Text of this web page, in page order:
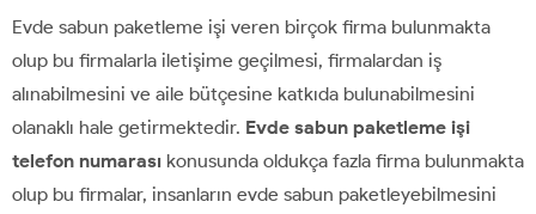
Evde sabun paketleme işi veren birçok firma bulunmakta
olup bu firmalarla iletişime geçilmesi, firmalardan iş
alınabilmesini ve aile bütçesine katkıda bulunabilmesini
olanaklı hale getirmektedir. Evde sabun paketleme işi
telefon numarası konusunda oldukça fazla firma bulunmakta
olup bu firmalar, insanların evde sabun paketleyebilmesini